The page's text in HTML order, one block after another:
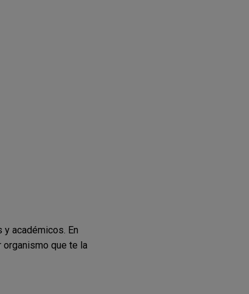
académicos. En
que te la